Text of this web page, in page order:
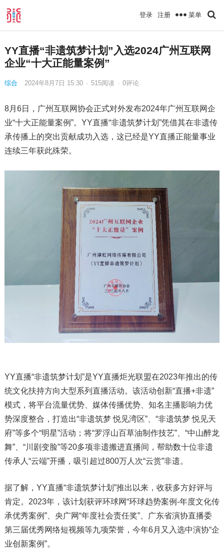
登录 注册 菜单
YY直播“非遗筑梦计划”入选2024广州互联网
企业“十大正能量案例”
综合 2024年8月7日 15:30 · 515阅读 · 0评论
8月6日，广州互联网协会正式对外发布2024年广州互联网企
业“十大正能量案例”。YY直播“非遗筑梦计划”凭借其在非遗传
承传播上的突出贡献成功入选，这已经是YY直播正能量事业
连续三年获此殊荣。
YY直播“非遗筑梦计划”是YY直播炬光联盟在2023年推出的传
统文化扶持方向大型系列直播活动。该活动创新“直播+非遗”
模式，将平台流量优势、媒体传播优势、知名主播影响力优
势深度整合，打造出“非遗筑梦 悦见湾区”、“非遗筑梦 悦见天
府”等多个“明星”活动；将“罗浮山百草油制作技艺”、“中山醉龙
舞”、“川剧变脸”等20多项非遗搬进直播间，帮助数十位非遗
传承人“云端”开播，吸引超过800万人次“云赏”非遗。
据了解，YY直播“非遗筑梦计划”推出以来，收获多方好评与
肯定。2023年，该计划获评环球网“环球趋势案例-年度文化传
承优秀案例”、央广网“年度社会责任奖”、广东省演协直播委
第三届优秀网络短视频等九项荣誉，今年6月又入选中演协“企
业创新案例”。